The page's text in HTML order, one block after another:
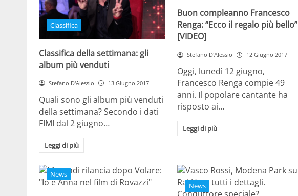
Classifica
Classifica della settimana: gli
album più venduti
Stefano D'Alessio 13 Giugno 2017
Quali sono gli album più venduti
della settimana? Secondo i dati
FIMI dal 2 giugno…
Leggi di più
Buon compleanno Francesco
Renga: “Ecco il regalo più bello”
[VIDEO]
Stefano D'Alessio 12 Giugno 2017
Oggi, lunedì 12 giugno,
Francesco Renga compie 49
anni. Il popolare cantante ha
risposto ai…
Leggi di più
News
News